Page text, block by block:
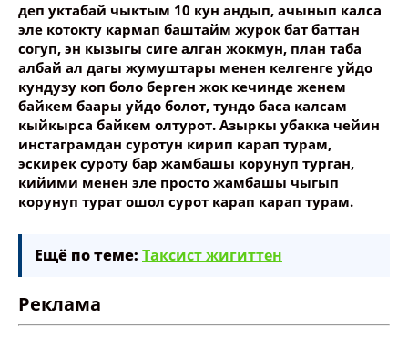
деп уктабай чыктым 10 кун андып, ачынып калса
эле котокту кармап баштайм журок бат баттан
согуп, эн кызыгы сиге алган жокмун, план таба
албай ал дагы жумуштары менен келгенге уйдо
кундузу коп боло берген жок кечинде женем
байкем баары уйдо болот, тундо баса калсам
кыйкырса байкем олтурот. Азыркы убакка чейин
инстаграмдан суротун кирип карап турам,
эскирек суроту бар жамбашы корунуп турган,
кийими менен эле просто жамбашы чыгып
корунуп турат ошол сурот карап карап турам.
Ещё по теме: Таксист жигиттен
Реклама